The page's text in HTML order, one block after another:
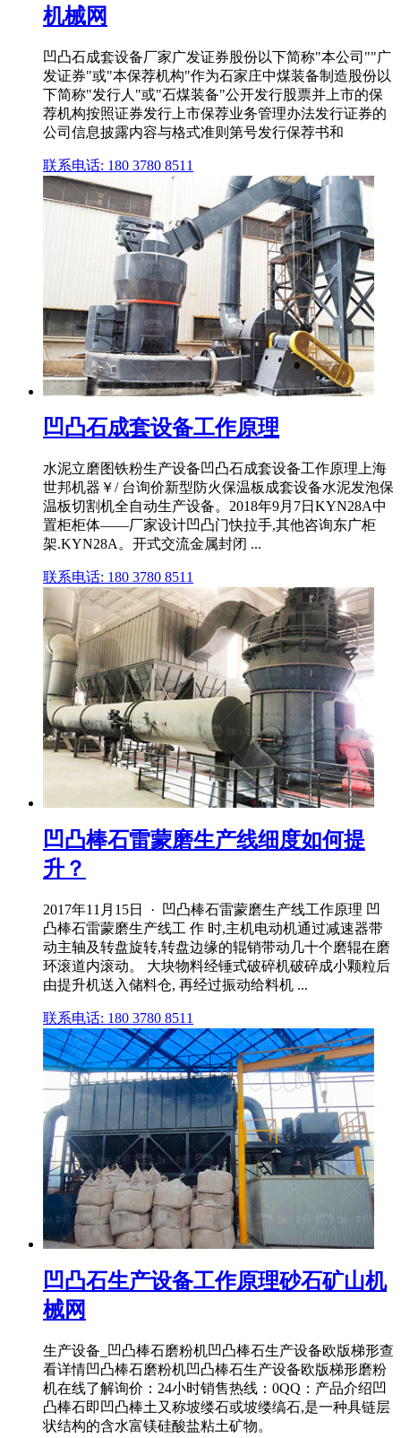
机械网
凹凸石成套设备厂家广发证券股份以下简称"本公司""广
发证券"或"本保荐机构"作为石家庄中煤装备制造股份以
下简称"发行人"或"石煤装备"公开发行股票并上市的保
荐机构按照证券发行上市保荐业务管理办法发行证券的
公司信息披露内容与格式准则第号发行保荐书和
联系电话: 180 3780 8511
凹凸石成套设备工作原理
水泥立磨图铁粉生产设备凹凸石成套设备工作原理上海
世邦机器￥/ 台询价新型防火保温板成套设备水泥发泡保
温板切割机全自动生产设备。2018年9月7日KYN28A中
置柜柜体——厂家设计凹凸门快拉手,其他咨询东广柜
架.KYN28A。开式交流金属封闭 ...
联系电话: 180 3780 8511
凹凸棒石雷蒙磨生产线细度如何提
升？
2017年11月15日 · 凹凸棒石雷蒙磨生产线工作原理 凹
凸棒石雷蒙磨生产线工 作 时,主机电动机通过减速器带
动主轴及转盘旋转,转盘边缘的辊销带动几十个磨辊在磨
环滚道内滚动。 大块物料经锤式破碎机破碎成小颗粒后
由提升机送入储料仓, 再经过振动给料机 ...
联系电话: 180 3780 8511
凹凸石生产设备工作原理砂石矿山机
械网
生产设备_凹凸棒石磨粉机凹凸棒石生产设备欧版梯形查
看详情凹凸棒石磨粉机凹凸棒石生产设备欧版梯形磨粉
机在线了解询价：24小时销售热线：0QQ：产品介绍凹
凸棒石即凹凸棒土又称坡缕石或坡缕缟石,是一种具链层
状结构的含水富镁硅酸盐粘土矿物。